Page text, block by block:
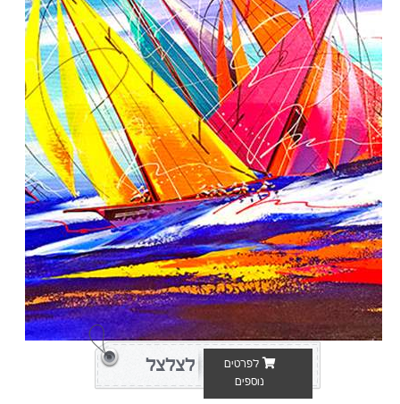
לפרטים
נוספים
לצלצל